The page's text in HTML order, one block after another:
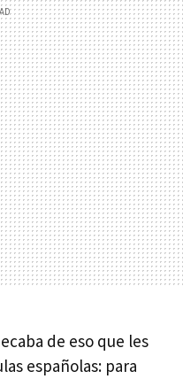
de eso que les
españolas: para